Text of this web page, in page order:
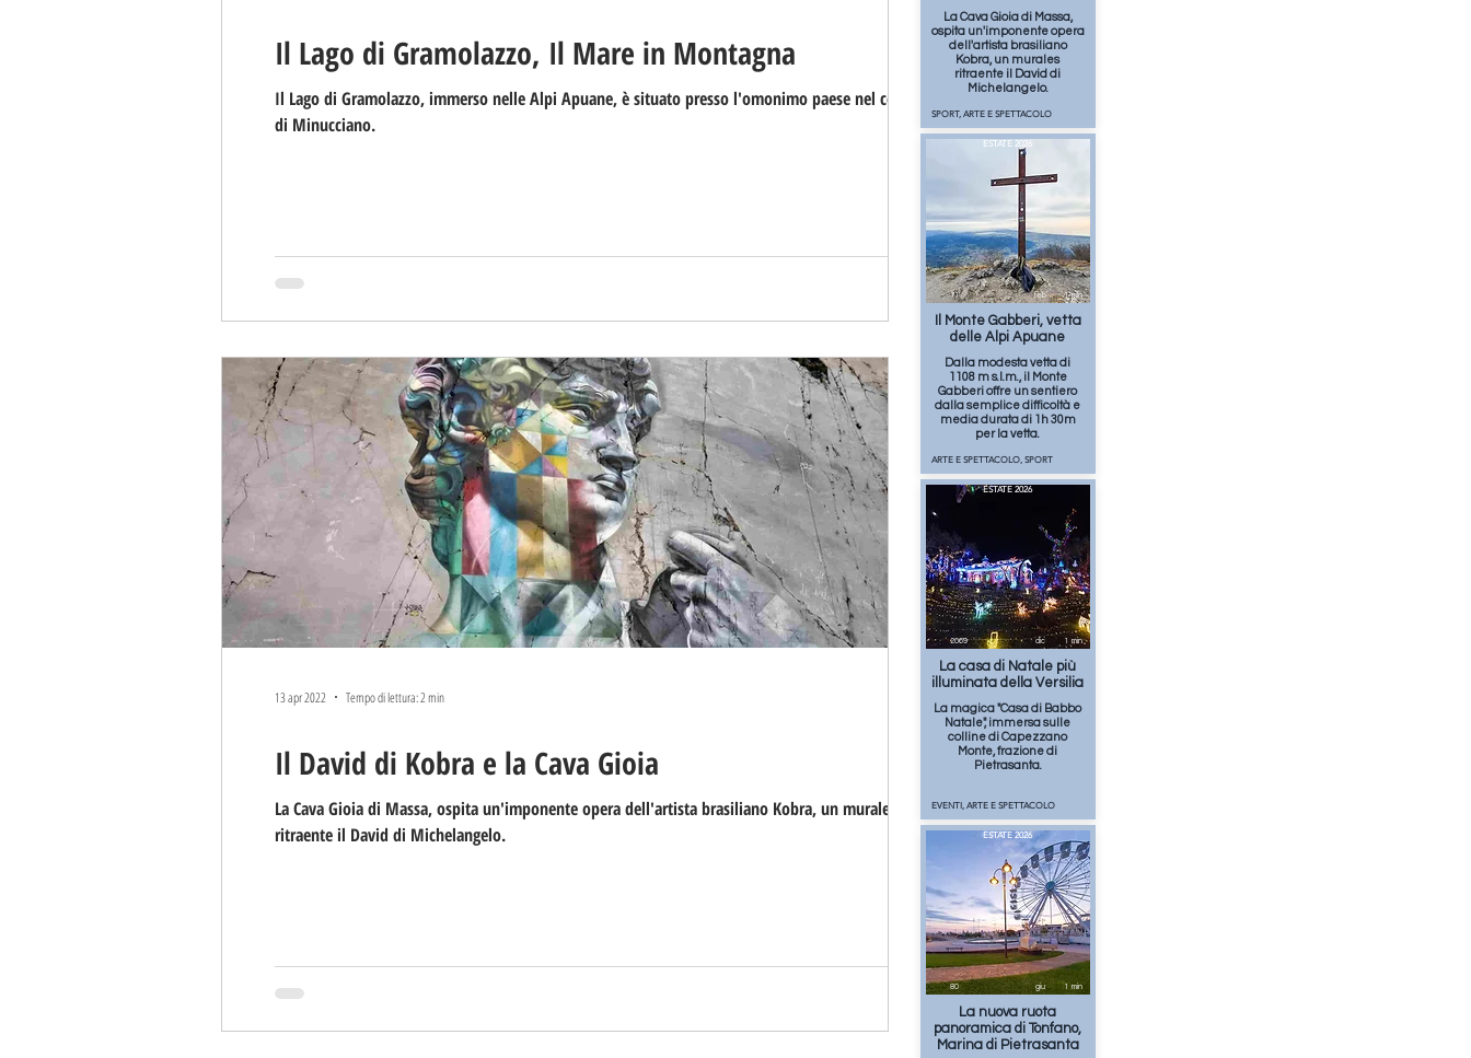
Il Lago di Gramolazzo, Il Mare in Montagna
Il Lago di Gramolazzo, immerso nelle Alpi Apuane, è situato presso l'omonimo paese nel comune
di Minucciano.
Il David di Kobra e la Cava Gioia
La Cava Gioia di Massa, ospita un'imponente opera dell'artista brasiliano Kobra, un murales
ritraente il David di Michelangelo.
13 apr 2022 Tempo di lettura: 2 min
La Cava Gioia di Massa,
ospita un'imponente opera
dell'artista brasiliano
Kobra, un murales
ritraente il David di
Michelangelo.
SPORT, ARTE E SPETTACOLO
ESTATE 2026
feb 1 min
71
Il Monte Gabberi, vetta
delle Alpi Apuane
Dalla modesta vetta di
1108 m s.l.m., il Monte
Gabberi offre un sentiero
dalla semplice difficoltà e
media durata di 1h 30m
per la vetta.
ARTE E SPETTACOLO, SPORT
ESTATE 2026
dic 1 min
2069
La casa di Natale più
illuminata della Versilia
La magica "Casa di Babbo
Natale", immersa sulle
colline di Capezzano
Monte, frazione di
Pietrasanta.
EVENTI, ARTE E SPETTACOLO
ESTATE 2026
giu 1 min
80
La nuova ruota
panoramica di Tonfano,
Marina di Pietrasanta